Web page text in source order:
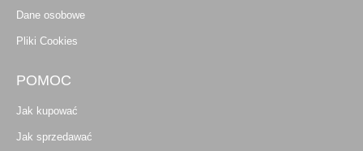
Dane osobowe
Pliki Cookies
POMOC
Jak kupować
Jak sprzedawać